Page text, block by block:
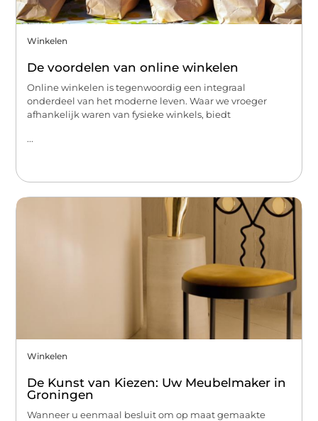
Winkelen
De voordelen van online winkelen
Online winkelen is tegenwoordig een integraal
onderdeel van het moderne leven. Waar we vroeger
afhankelijk waren van fysieke winkels, biedt
...
Winkelen
De Kunst van Kiezen: Uw Meubelmaker in
Groningen
Wanneer u eenmaal besluit om op maat gemaakte